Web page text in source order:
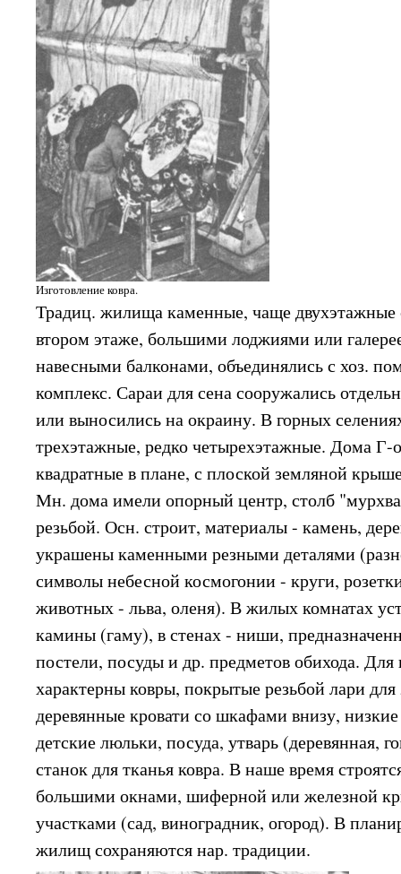
Изготовление ковра.
Традиц. жилища каменные, чаще
втором этаже, большими лоджиями или
навесными балконами, объединялись с хоз.
комплекс. Сараи для сена сооружались
или выносились на окраину. В горных
трехэтажные, редко четырехэтажные. Дома
квадратные в плане, с плоской земляной
Мн. дома имели опорный центр, столб
резьбой. Осн. строит, материалы - камень,
украшены каменными резными деталями
символы небесной космогонии - круги,
животных - льва, оленя). В жилых комнатах
камины (гаму), в стенах - ниши,
постели, посуды и др. предметов обихода. Для
характерны ковры, покрытые резьбой лари для
деревянные кровати со шкафами внизу,
детские люльки, посуда, утварь (деревянная,
станок для тканья ковра. В наше время
большими окнами, шиферной или железной
участками (сад, виноградник, огород). В
жилищ сохраняются нар. традиции.